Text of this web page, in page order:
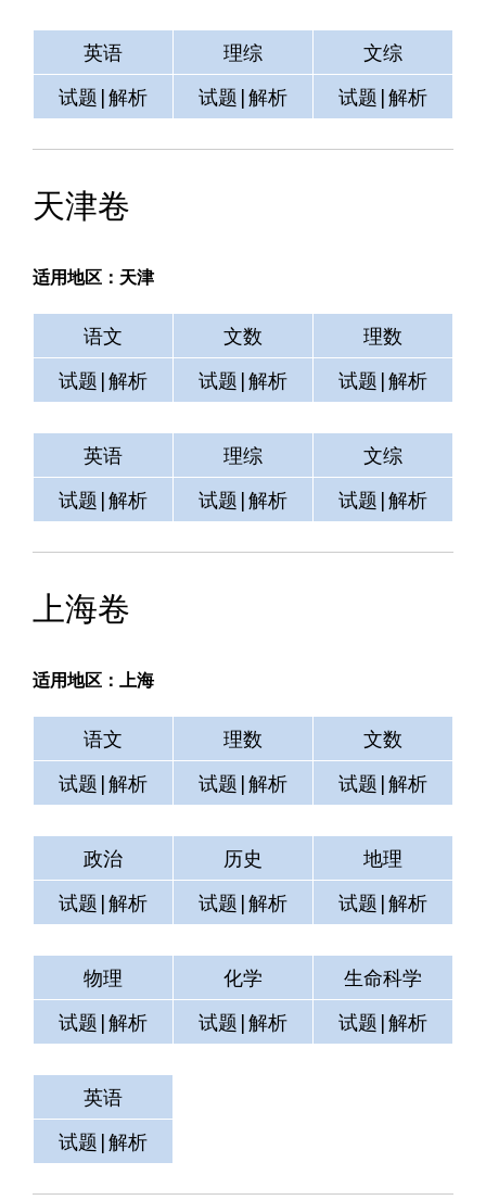
英语 理综
文综
试题|解析
试题|解析 试题|解析
天津卷
适用地区：天津
语文 文数
理数
试题|解析
试题|解析 试题|解析
英语 理综
文综
试题|解析
试题|解析 试题|解析
上海卷
适用地区：上海
语文 理数
文数
试题|解析
试题|解析 试题|解析
政治 历史
地理
试题|解析
试题|解析 试题|解析
物理 化学
生命科学
试题|解析
试题|解析 试题|解析
英语
试题|解析